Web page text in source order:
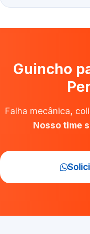
Guincho
Falha mecânica,
Nosso time